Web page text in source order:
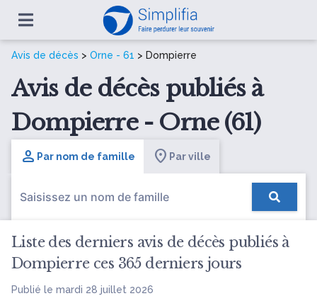
Avis de décès > Orne - 61 > Dompierre
Avis de décès publiés à
Dompierre - Orne (61)
Par nom de famille Par ville
Liste des derniers avis de décès publiés à
Dompierre ces 365 derniers jours
Publié le mardi 28 juillet 2026